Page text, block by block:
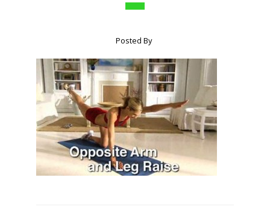
Posted By